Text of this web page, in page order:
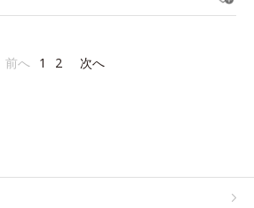
前へ 1 2 次へ